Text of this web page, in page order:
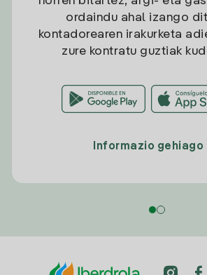
ordaindu ahal izango
kontadorearen irakurketa
zure kontratu guztiak
Informazio gehiago